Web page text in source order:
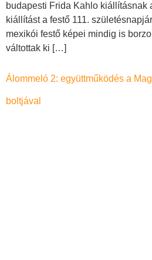
budapesti Frida Kahlo kiállításnak
kiállítást a festő 111.
mexikói festő képei mindig is
váltottak ki […]
Álommeló 2: együttműködés a
boltjával